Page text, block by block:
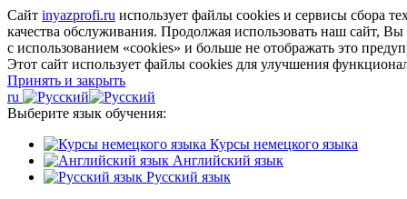
Сайт inyazprofi.ru использует файлы cookies и сервисы сбора
качества обслуживания. Продолжая использовать наш сайт,
с использованием «cookies» и больше не отображать это
Этот сайт использует файлы cookies для улучшения
Принять и закрыть
ru
Выберите язык обучения:
Курсы немецкого языка
Английский язык
Русский язык